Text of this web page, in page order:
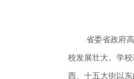
省委省政府
校发展壮大。学
西、十五大街以